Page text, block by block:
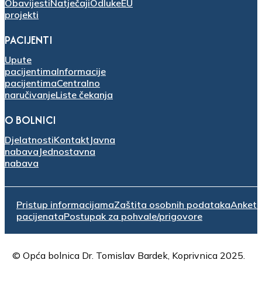
ObavijestiNatječajiOdlukeEU
projekti
PACIJENTI
Upute
pacijentimaInformacije
pacijentimaCentralno
naručivanjeListe čekanja
O BOLNICI
DjelatnostiKontakt Javna
nabava Jednostavna
nabava
Pristup informacijamaZaštita osobnih podatakaAnketa
pacijenataPostupak za pohvale/prigovore
© Opća bolnica Dr. Tomislav Bardek, Koprivnica 2025.